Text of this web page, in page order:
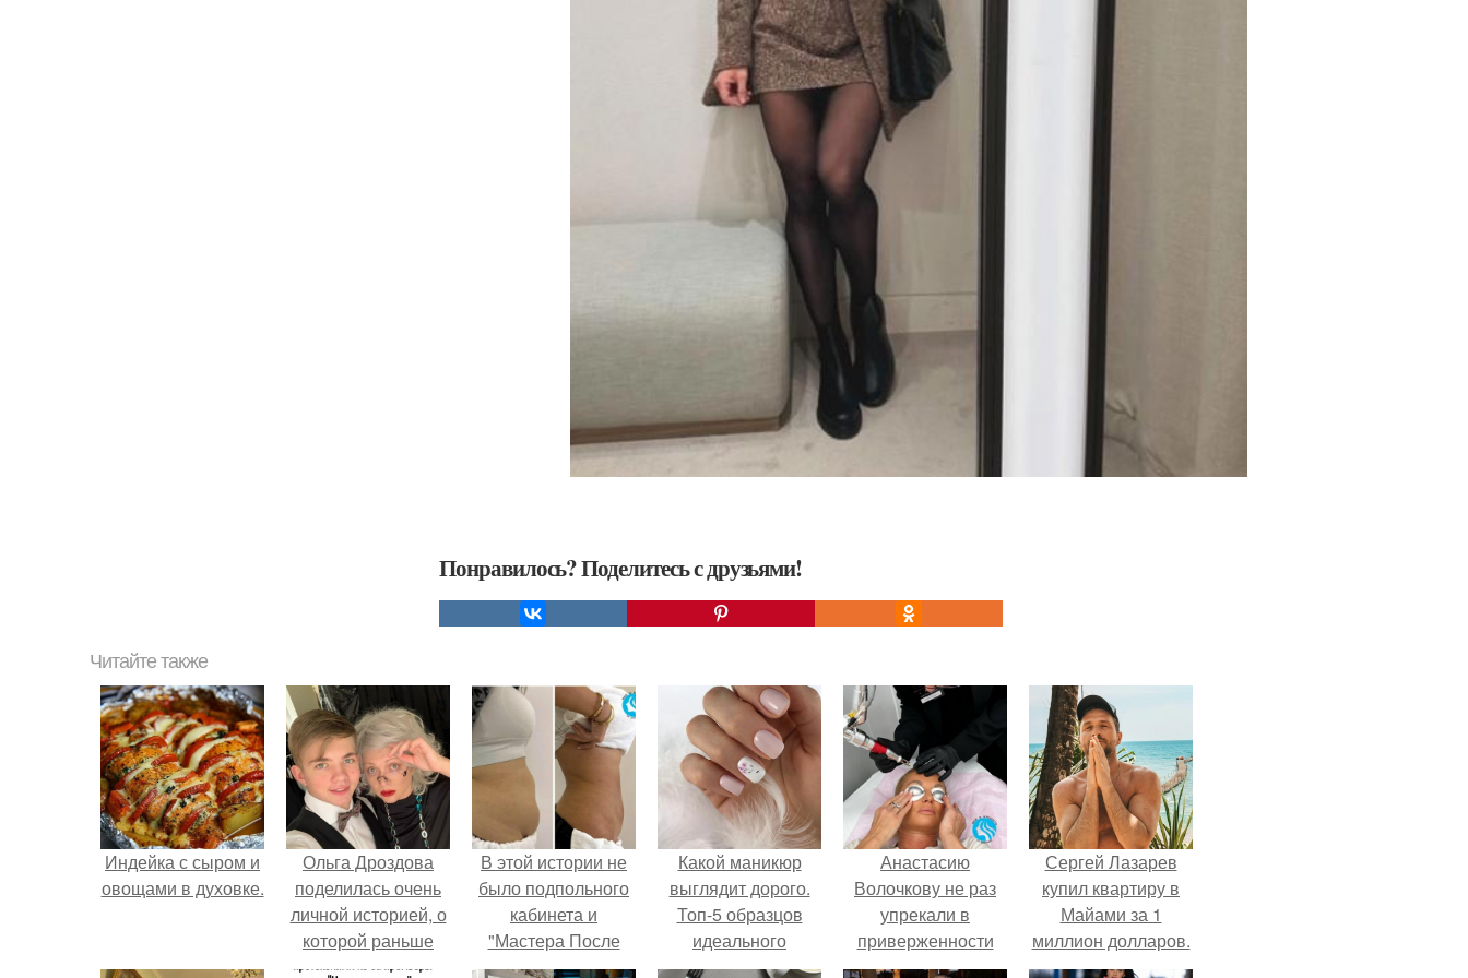
Понравилось? Поделитесь с друзьями!
Читайте также
Индейка с сыром и
овощами в духовке.
Ольга Дроздова
поделилась очень
личной историей, о
которой раньше
почти не говорила.
В этой истории не
было подпольного
кабинета и
"Мастера После
Двухнедельных
Какой маникюр
выглядит дорого.
Топ-5 образцов
идеального
женского
Анастасию
Волочкову не раз
упрекали в
приверженности
устаревшим бьюти -
Сергей Лазарев
купил квартиру в
Майами за 1
миллион долларов.